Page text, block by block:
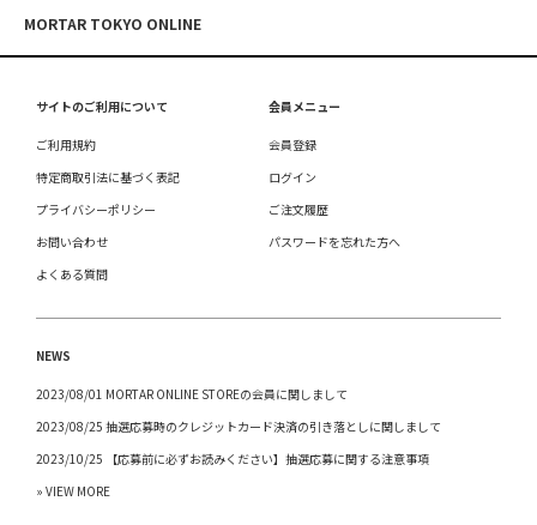
MORTAR TOKYO ONLINE
サイトのご利用について
ご利用規約
特定商取引法に基づく表記
プライバシーポリシー
お問い合わせ
よくある質問
会員メニュー
会員登録
ログイン
ご注文履歴
パスワードを忘れた方へ
NEWS
2023/08/01 MORTAR ONLINE STOREの会員に関しまして
2023/08/25 抽選応募時のクレジットカード決済の引き落としに関しまして
2023/10/25 【応募前に必ずお読みください】抽選応募に関する注意事項
» VIEW MORE